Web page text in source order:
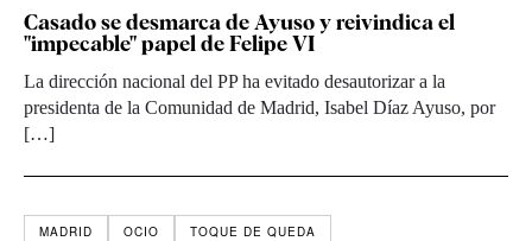
Casado se desmarca de Ayuso y reivindica el
"impecable" papel de Felipe VI
La dirección nacional del PP ha evitado desautorizar a la
presidenta de la Comunidad de Madrid, Isabel Díaz Ayuso, por
[…]
MADRID OCIO TOQUE DE QUEDA